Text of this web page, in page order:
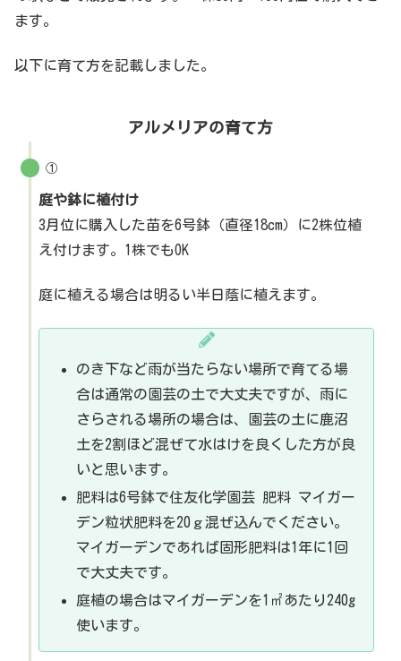
ます。
以下に育て方を記載しました。
アルメリアの育て方
①
庭や鉢に植付け
3月位に購入した苗を6号鉢（直径18cm）に2株位植
え付けます。1株でもOK
庭に植える場合は明るい半日蔭に植えます。
のき下など雨が当たらない場所で育てる場
合は通常の園芸の土で大丈夫ですが、雨に
さらされる場所の場合は、園芸の土に鹿沼
土を2割ほど混ぜて水はけを良くした方が良
いと思います。
肥料は6号鉢で住友化学園芸 肥料 マイガー
デン粒状肥料を20ｇ混ぜ込んでください。
マイガーデンであれば固形肥料は1年に1回
で大丈夫です。
庭植の場合はマイガーデンを1㎡あたり240g
使います。